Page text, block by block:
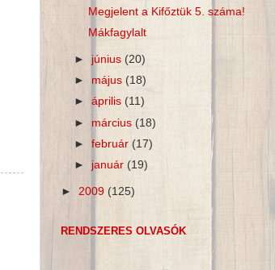
Megjelent a Kifőztük 5. száma!
Mákfagylalt
► június (20)
► május (18)
►április (11)
► március (18)
►február(17)
► január (19)
► 2009 (125)
RENDSZERES OLVASÓK